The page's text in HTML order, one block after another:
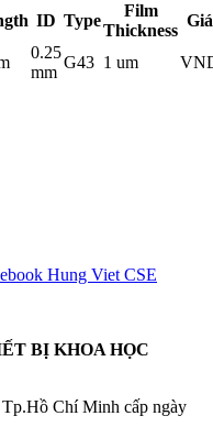
ID Type
Film
Thickness
Giá
0.25
mm
G43 1 um
BỊ KHOA HỌC
Chí Minh cấp ngày